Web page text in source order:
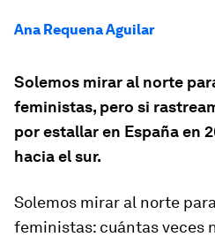
Ana Requena Aguilar
Solemos mirar al norte
feministas, pero si
por estallar en España en
hacia el sur.
Solemos mirar al norte
feministas: cuántas veces